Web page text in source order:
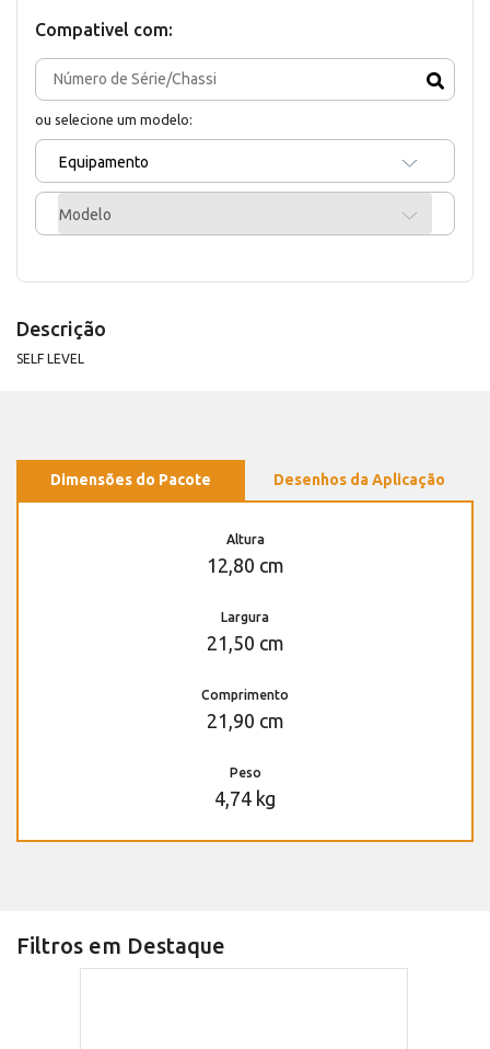
Compativel com:
ou selecione um modelo:
Equipamento
Modelo
Descrição
SELF LEVEL
Dimensões do Pacote Desenhos da Aplicação
Altura
12,80 cm
Largura
21,50 cm
Comprimento
21,90 cm
Peso
4,74 kg
Filtros em Destaque